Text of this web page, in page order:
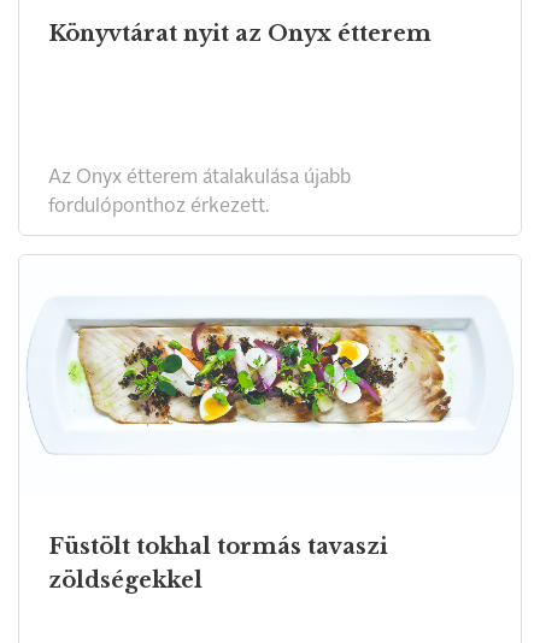
Könyvtárat nyit az Onyx étterem
Az Onyx étterem átalakulása újabb
fordulóponthoz érkezett.
Füstölt tokhal tormás tavaszi
zöldségekkel